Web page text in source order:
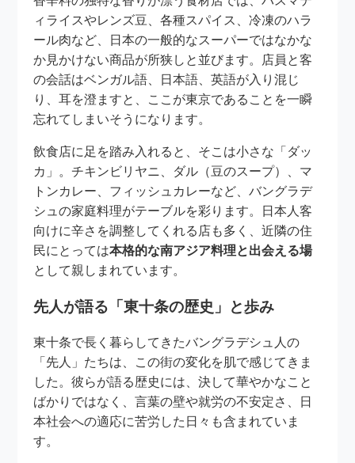
ィライスやレンズ豆、各種スパイス、冷凍のハラ
ール肉など、日本の一般的なスーパーではなかな
か見かけない商品が所狭しと並びます。店員と客
の会話はベンガル語、日本語、英語が入り混じ
り、耳を澄ますと、ここが東京であることを一瞬
忘れてしまいそうになります。
飲食店に足を踏み入れると、そこは小さな「ダッ
カ」。チキンビリヤニ、ダル（豆のスープ）、マ
トンカレー、フィッシュカレーなど、バングラデ
シュの家庭料理がテーブルを彩ります。日本人客
向けに辛さを調整してくれる店も多く、近隣の住
民にとっては本格的な南アジア料理と出会える場
として親しまれています。
先人が語る「東十条の歴史」と歩み
東十条で長く暮らしてきたバングラデシュ人の
「先人」たちは、この街の変化を肌で感じてきま
した。彼らが語る歴史には、決して華やかなこと
ばかりではなく、言葉の壁や就労の不安定さ、日
本社会への適応に苦労した日々も含まれていま
す。